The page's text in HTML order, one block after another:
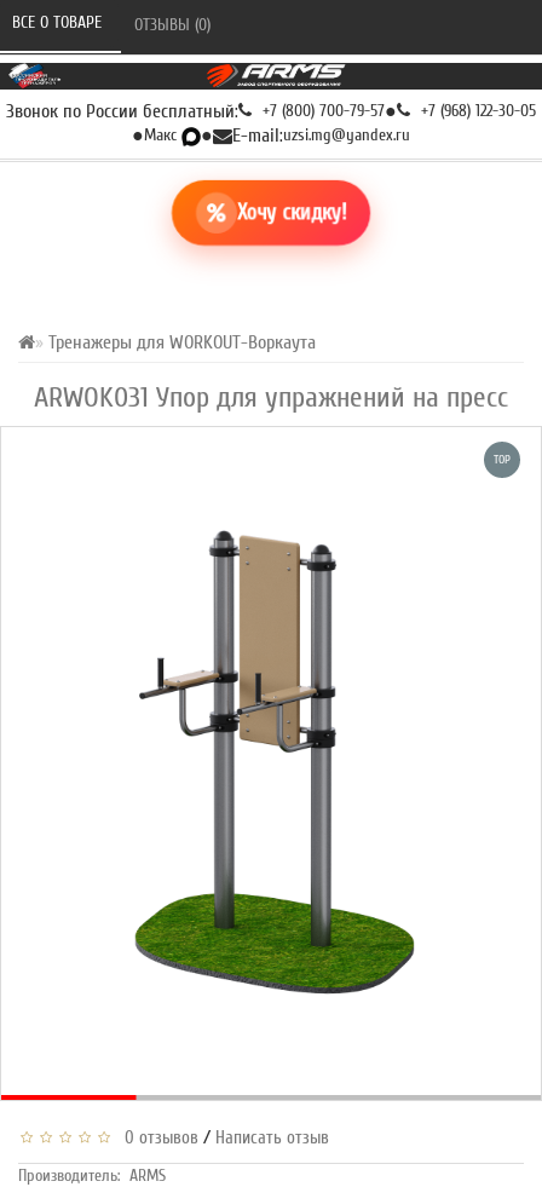
Звонок по России бесплатный: +7 (800) 700-79-57● +7 (968) 122-30-05
●Макс ● E-mail:uzsi.mg@yandex.ru
Хочу скидку!
Тренажеры для WORKOUT-Воркаута
ARWOK031 Упор для упражнений на пресс
ВСЕ О ТОВАРЕ ОТЗЫВЫ (0)
TOP
0 отзывов / Написать отзыв
Производитель: ARMS